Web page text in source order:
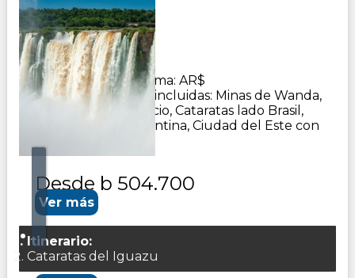
Duración:
0Días3Noches
Adicional butaca cama: AR$
50.000Excursiones incluidas: Minas de Wanda,
Ruinas de San Ignacio, Cataratas lado Brasil,
Cataratas lado Argentina, Ciudad del Este con
Desde b 504.700
Ver más
Itinerario:
Cataratas del Iguazu